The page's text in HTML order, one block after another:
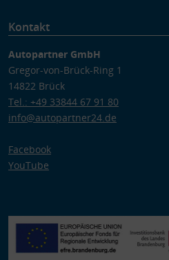
Kontakt
Autopartner GmbH
Gregor-von-Brück-Ring 1
14822 Brück
Tel.: +49 33844 67 91 80
info@autopartner24.de
Facebook
YouTube